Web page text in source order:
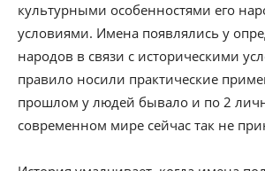
культурными особенностями его
условиями. Имена появлялись у
народов в связи с историческими
правило носили практические
прошлом у людей бывало и по 2
современном мире сейчас так не